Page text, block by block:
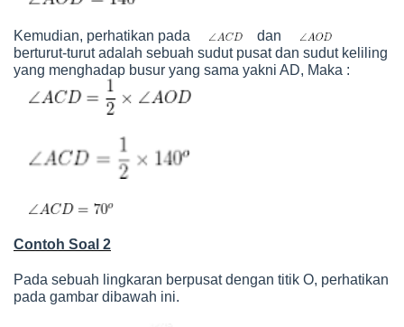
Kemudian, perhatikan pada
dan
berturut-turut adalah sebuah sudut pusat dan sudut keliling
yang menghadap busur yang sama yakni AD, Maka :
Contoh Soal 2
Pada sebuah lingkaran berpusat dengan titik O, perhatikan
pada gambar dibawah ini.